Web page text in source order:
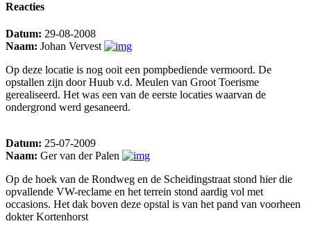
Reacties
Datum: 29-08-2008
Naam: Johan Vervest
Op deze locatie is nog ooit een pompbediende vermoord. De
opstallen zijn door Huub v.d. Meulen van Groot Toerisme
gerealiseerd. Het was een van de eerste locaties waarvan de
ondergrond werd gesaneerd.
Datum: 25-07-2009
Naam: Ger van der Palen
Op de hoek van de Rondweg en de Scheidingstraat stond hier die
opvallende VW-reclame en het terrein stond aardig vol met
occasions. Het dak boven deze opstal is van het pand van voorheen
dokter Kortenhorst